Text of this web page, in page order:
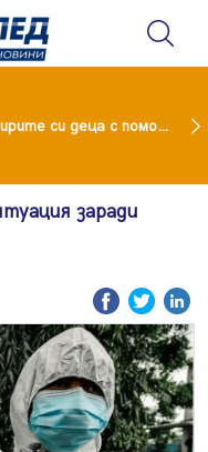
Майка уби четирите си деца с помощта на баба им, след което се самоуби
заради